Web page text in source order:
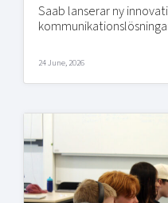
Saab lanserar ny
24 June, 2026